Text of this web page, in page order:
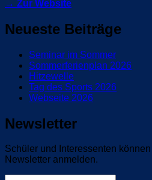
→ Zur Website
Neueste Beiträge
Seminar im Sommer
Sommerferienplan 2026
Hitzewelle
Tag des Sports 2026
Webseite 2026
Newsletter
Schüler und Interessenten
Newsletter anmelden.